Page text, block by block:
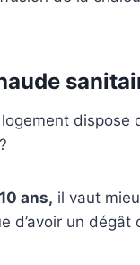
dispose
ans, il vaut
d’avoir un dégât